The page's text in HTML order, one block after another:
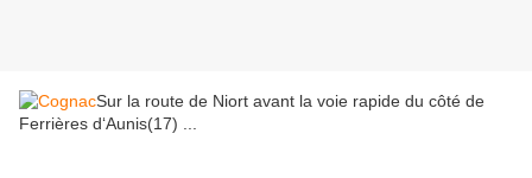
Sur la route de Niort avant la voie rapide du côté de
Ferrières d‘Aunis(17) ...